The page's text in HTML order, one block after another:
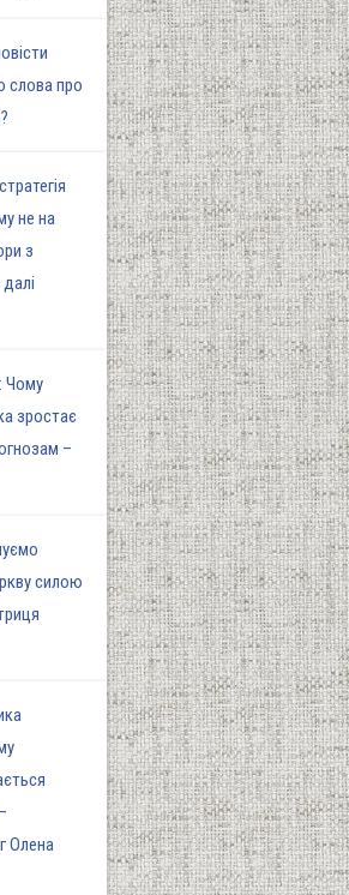
слова про
не на
з
Чому
зростає
–
силою
Олена